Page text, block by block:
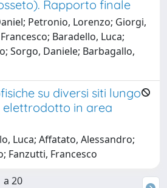
Rapporto finale
Petronio, Lorenzo; Giorgi,
Baradello, Luca;
Sorgo, Daniele; Barbagallo,
su diversi siti lungo
elettrodotto in area
Luca; Affatato, Alessandro;
Fanzutti, Francesco
20